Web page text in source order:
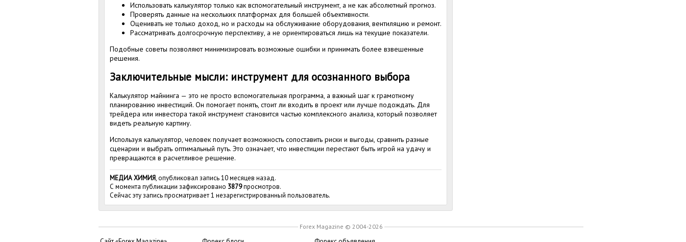
Использовать калькулятор только как вспомогательный инструмент, а не как абсолютный прогноз.
Проверять данные на нескольких платформах для большей объективности.
Оценивать не только доход, но и расходы на обслуживание оборудования, вентиляцию и ремонт.
Рассматривать долгосрочную перспективу, а не ориентироваться лишь на текущие показатели.
Подобные советы позволяют минимизировать возможные ошибки и принимать более взвешенные
решения.
Заключительные мысли: инструмент для осознанного выбора
Калькулятор майнинга — это не просто вспомогательная программа, а важный шаг к грамотному
планированию инвестиций. Он помогает понять, стоит ли входить в проект или лучше подождать. Для
трейдера или инвестора такой инструмент становится частью комплексного анализа, который позволяет
видеть реальную картину.
Используя калькулятор, человек получает возможность сопоставить риски и выгоды, сравнить разные
сценарии и выбрать оптимальный путь. Это означает, что инвестиции перестают быть игрой на удачу и
превращаются в расчетливое решение.
МЕДИА ХИМИЯ, опубликовал запись 10 месяцев назад.
С момента публикации зафиксировано 3879просмотров.
Сейчас эту запись просматривает 1 незарегистрированный пользователь.
Forex Magazine © 2004-2026